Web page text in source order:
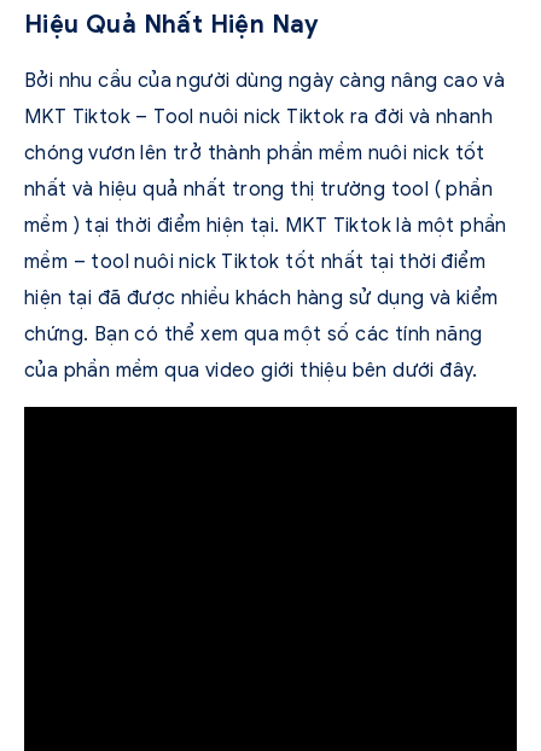
Hiệu Quả Nhất Hiện Nay
Bởi nhu cầu của người dùng ngày càng nâng cao và
MKT Tiktok – Tool nuôi nick Tiktok ra đời và nhanh
chóng vươn lên trở thành phần mềm nuôi nick tốt
nhất và hiệu quả nhất trong thị trường tool ( phần
mềm ) tại thời điểm hiện tại. MKT Tiktok là một phần
mềm – tool nuôi nick Tiktok tốt nhất tại thời điểm
hiện tại đã được nhiều khách hàng sử dụng và kiểm
chứng. Bạn có thể xem qua một số các tính năng
của phần mềm qua video giới thiệu bên dưới đây.